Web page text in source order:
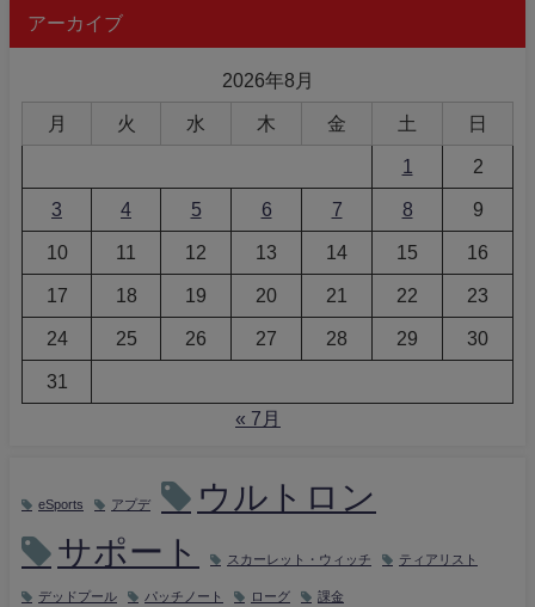
アーカイブ
2026年8月
月 火 水 木 金 土 日
1 2
3 4 5 6 7 8 9
10 11 12 13 14 15 16
17 18 19 20 21 22 23
24 25 26 27 28 29 30
31
« 7月
eSports アプデ
ウルトロン
サポート
スカーレット・ウィッチ ティアリスト
デッドプール パッチノート ローグ 課金